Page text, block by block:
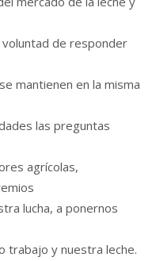
de responder
mantienen en la misma
las preguntas
agrícolas,
lucha, a ponernos
trabajo y nuestra leche.